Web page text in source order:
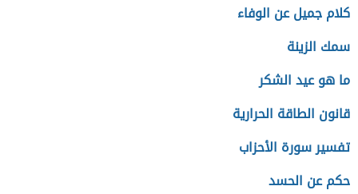
كلام جميل عن الوفاء
سمك الزينة
ما هو عيد الشكر
قانون الطاقة الحرارية
تفسير سورة الأحزاب
حكم عن الحسد